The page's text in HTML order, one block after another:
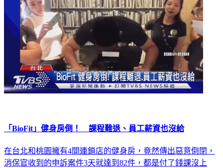
「BioFit」健身房倒！ 課程難退、員工薪資也沒給
在台北和桃園擁有4間連鎖店的健身房，竟然傳出惡意倒閉，
消保官收到的申訴案件3天就達到82件，都是付了錢課沒上